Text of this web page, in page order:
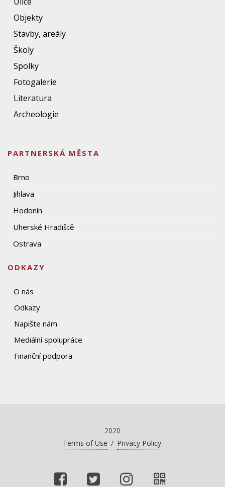
Objekty
Stavby, areály
Školy
Spolky
Fotogalerie
Literatura
Archeologie
PARTNERSKÁ MĚSTA
Brno
Jihlava
Hodonín
Uherské Hradiště
Ostrava
ODKAZY
O nás
Odkazy
Napište nám
Mediální spolupráce
Finanční podpora
2020
Terms of Use / Privacy Policy